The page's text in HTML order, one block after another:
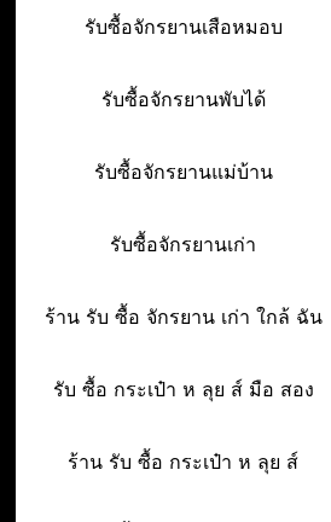
รับซื้อจักรยานเสือหมอบ
รับซื้อจักรยานพับได้
รับซื้อจักรยานแม่บ้าน
รับซื้อจักรยานเก่า
ร้าน รับ ซื้อ จักรยาน เก่า ใกล้ ฉัน
รับ ซื้อ กระเป๋า ห ลุย ส์ มือ สอง
ร้าน รับ ซื้อ กระเป๋า ห ลุย ส์